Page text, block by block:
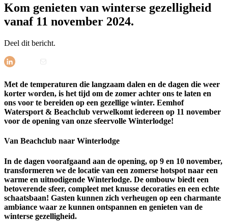
Kom genieten van winterse gezelligheid
vanaf 11 november 2024.
Deel dit bericht.
Met de temperaturen die langzaam dalen en de dagen die weer
korter worden, is het tijd om de zomer achter ons te laten en
ons voor te bereiden op een gezellige winter. Eemhof
Watersport & Beachclub verwelkomt iedereen op 11 november
voor de opening van onze sfeervolle Winterlodge!
Van Beachclub naar Winterlodge
In de dagen voorafgaand aan de opening, op 9 en 10 november,
transformeren we de locatie van een zomerse hotspot naar een
warme en uitnodigende Winterlodge. De ombouw biedt een
betoverende sfeer, compleet met knusse decoraties en een echte
schaatsbaan! Gasten kunnen zich verheugen op een charmante
ambiance waar ze kunnen ontspannen en genieten van de
winterse gezelligheid.